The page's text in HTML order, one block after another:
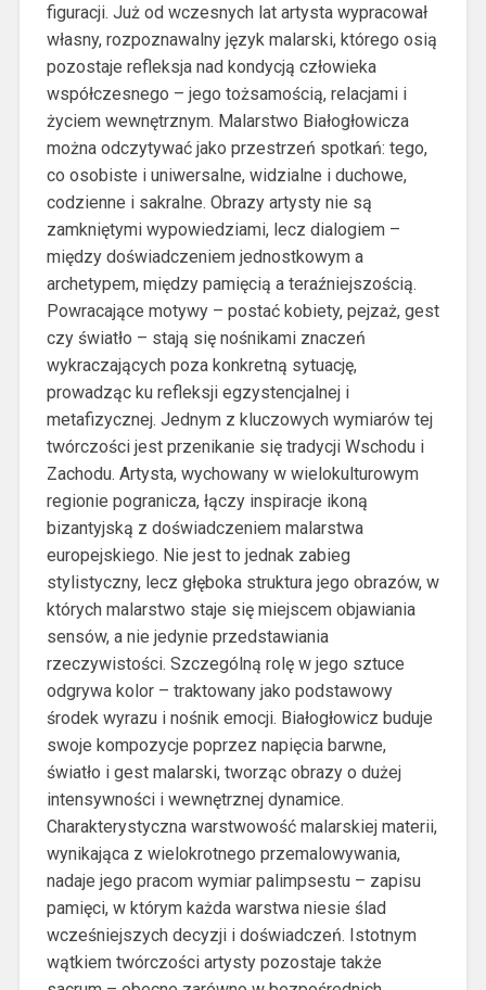
figuracji. Już od wczesnych lat artysta wypracował
własny, rozpoznawalny język malarski, którego osią
pozostaje refleksja nad kondycją człowieka
współczesnego – jego tożsamością, relacjami i
życiem wewnętrznym. Malarstwo Białogłowicza
można odczytywać jako przestrzeń spotkań: tego,
co osobiste i uniwersalne, widzialne i duchowe,
codzienne i sakralne. Obrazy artysty nie są
zamkniętymi wypowiedziami, lecz dialogiem –
między doświadczeniem jednostkowym a
archetypem, między pamięcią a teraźniejszością.
Powracające motywy – postać kobiety, pejzaż, gest
czy światło – stają się nośnikami znaczeń
wykraczających poza konkretną sytuację,
prowadząc ku refleksji egzystencjalnej i
metafizycznej. Jednym z kluczowych wymiarów tej
twórczości jest przenikanie się tradycji Wschodu i
Zachodu. Artysta, wychowany w wielokulturowym
regionie pogranicza, łączy inspiracje ikoną
bizantyjską z doświadczeniem malarstwa
europejskiego. Nie jest to jednak zabieg
stylistyczny, lecz głęboka struktura jego obrazów, w
których malarstwo staje się miejscem objawiania
sensów, a nie jedynie przedstawiania
rzeczywistości. Szczególną rolę w jego sztuce
odgrywa kolor – traktowany jako podstawowy
środek wyrazu i nośnik emocji. Białogłowicz buduje
swoje kompozycje poprzez napięcia barwne,
światło i gest malarski, tworząc obrazy o dużej
intensywności i wewnętrznej dynamice.
Charakterystyczna warstwowość malarskiej materii,
wynikająca z wielokrotnego przemalowywania,
nadaje jego pracom wymiar palimpsestu – zapisu
pamięci, w którym każda warstwa niesie ślad
wcześniejszych decyzji i doświadczeń. Istotnym
wątkiem twórczości artysty pozostaje także